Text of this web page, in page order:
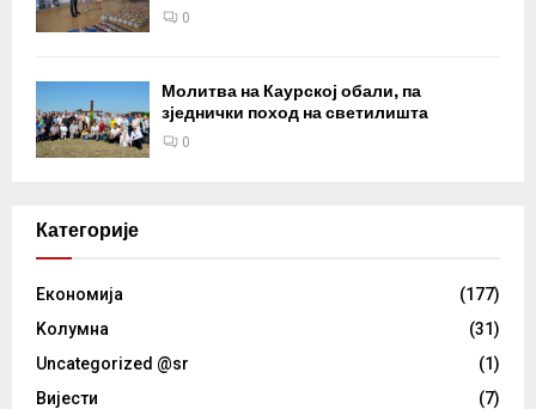
0
Молитва на Каурској обали, па
зједнички поход на светилишта
0
Категорије
Eкономија
(177)
Kолумнa
(31)
Uncategorized @sr
(1)
Вијести
(7)